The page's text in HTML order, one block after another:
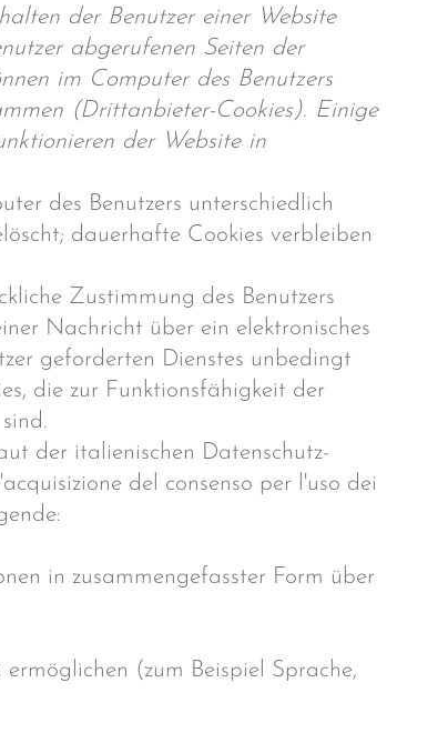
der Benutzer einer Website
abgerufenen Seiten der
im Computer des Benutzers
(Drittanbieter-Cookies). Einige
der Website in
des Benutzers unterschiedlich
dauerhafte Cookies verbleiben
Zustimmung des Benutzers
Nachricht über ein elektronisches
geforderten Dienstes unbedingt
die zur Funktionsfähigkeit der
der italienischen Datenschutz-
del consenso per l'uso dei
in zusammengefasster Form über
(zum Beispiel Sprache,